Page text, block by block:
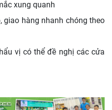
xung quanh
giao hàng nhanh chóng theo
vị có thể đề nghị các cửa